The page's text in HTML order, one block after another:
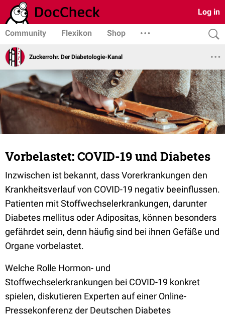
Log in
Community Flexikon Shop
Zuckerrohr. Der Diabetologie-Kanal
Vorbelastet: COVID-19 und Diabetes
Inzwischen ist bekannt, dass Vorerkrankungen den
Krankheitsverlauf von COVID-19 negativ beeinflussen.
Patienten mit Stoffwechselerkrankungen, darunter
Diabetes mellitus oder Adipositas, können besonders
gefährdet sein, denn häufig sind bei ihnen Gefäße und
Organe vorbelastet.
Welche Rolle Hormon- und
Stoffwechselerkrankungen bei COVID-19 konkret
spielen, diskutieren Experten auf einer Online-
Pressekonferenz der Deutschen Diabetes